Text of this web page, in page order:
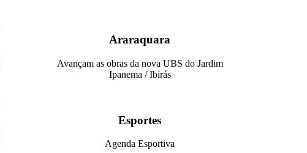
Araraquara
Avançam as obras da nova UBS do Jardim
Ipanema / Ibirás
Esportes
Agenda Esportiva